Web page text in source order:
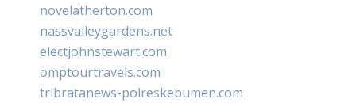
novelatherton.com
nassvalleygardens.net
electjohnstewart.com
omptourtravels.com
tribratanews-polreskebumen.com